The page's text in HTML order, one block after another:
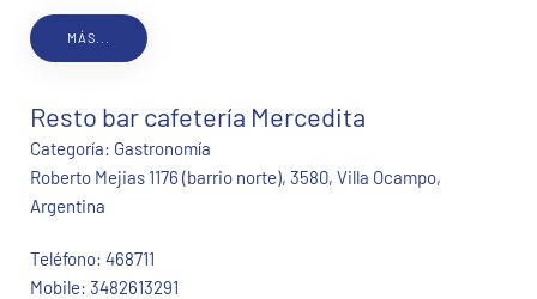
MÁS...
Resto bar cafetería Mercedita
Categoría: Gastronomía
Roberto Mejias 1176 (barrio norte), 3580, Villa Ocampo,
Argentina
Teléfono: 468711
Mobile: 3482613291